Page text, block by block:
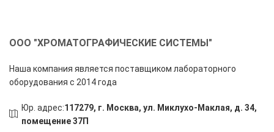
ООО "ХРОМАТОГРАФИЧЕСКИЕ СИСТЕМЫ"
Наша компания является поставщиком лабораторного
оборудования с 2014 года
Юр. адрес:117279, г. Москва, ул. Миклухо-Маклая, д. 34,
помещение 37П